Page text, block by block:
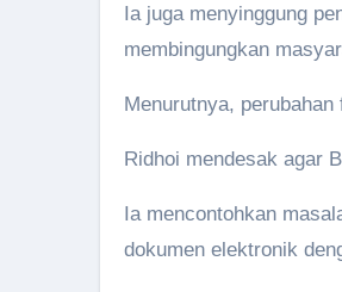
Ia juga menyinggung
membingungkan
Menurutnya,
Ridhoi mendesak agar
Ia mencontohkan
dokumen elektronik